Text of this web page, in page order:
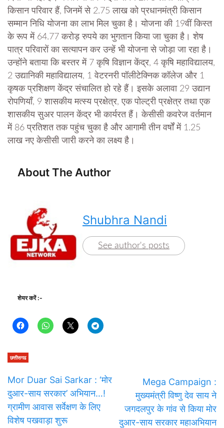
किसान परिवार हैं, जिनमें से 2.75 लाख को प्रधानमंत्री किसान
सम्मान निधि योजना का लाभ मिल चुका है। योजना की 19वीं किस्त
के रूप में 64.77 करोड़ रुपये का भुगतान किया जा चुका है। शेष
पात्र परिवारों का सत्यापन कर उन्हें भी योजना से जोड़ा जा रहा है।
उन्होंने बताया कि बस्तर में 7 कृषि विज्ञान केंद्र, 4 कृषि महाविद्यालय,
2 उद्यानिकी महाविद्यालय, 1 वेटरनरी पॉलीटेक्निक कॉलेज और 1
कृषक प्रशिक्षण केंद्र संचालित हो रहे हैं। इसके अलावा 29 उद्यान
रोपणियाँ, 9 शासकीय मत्स्य प्रक्षेत्र, एक पोल्ट्री प्रक्षेत्र तथा एक
शासकीय सुअर पालन केंद्र भी कार्यरत हैं। केसीसी कवरेज वर्तमान
में 86 प्रतिशत तक पहुंच चुका है और आगामी तीन वर्षों में 1.25
लाख नए केसीसी जारी करने का लक्ष्य है।
About The Author
Shubhra Nandi
See author's posts
शेयर करें :-
छत्तीसगढ
Mor Duar Sai Sarkar : ‘मोर
दुआर-साय सरकार’ अभियान…!
ग्रामीण आवास सर्वेक्षण के लिए
विशेष पखवाड़ा शुरू
Mega Campaign :
मुख्यमंत्री विष्णु देव साय ने
जगदलपुर के गांव से किया मोर
दुआर-साय सरकार महाअभियान